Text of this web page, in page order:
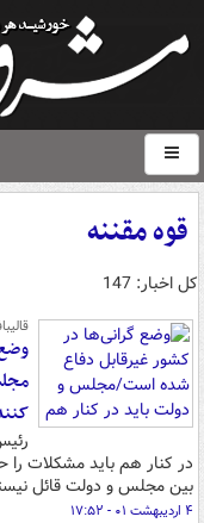
قوه مقننه
کل اخبار: 147
در کنار هم باید مشکلات
بین مجلس و دولت قائل
۴ اردیبهشت ۰۱ - ۱۷:۵۲